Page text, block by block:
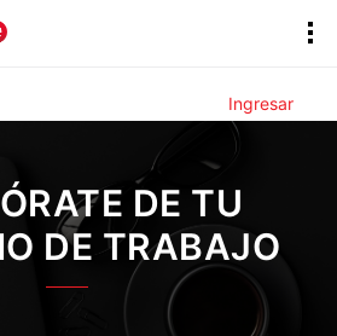
Ingresar
DE TU
DE TRABAJO